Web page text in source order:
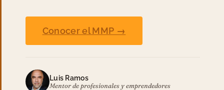
Conocer el MMP →
Luis Ramos
Mentor de profesionales y emprendedores